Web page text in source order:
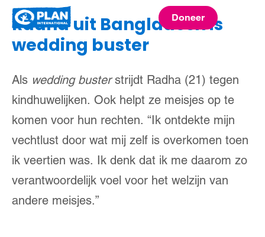
Plan
International
Doneer
Radha uit Bangladesh is
wedding buster
Als wedding busterstrijdt Radha (21) tegen
kindhuwelijken. Ook helpt ze meisjes op te
komen voor hun rechten. “Ik ontdekte mijn
vechtlust door wat mij zelf is overkomen toen
ik veertien was. Ik denk dat ik me daarom zo
verantwoordelijk voel voor het welzijn van
andere meisjes.”